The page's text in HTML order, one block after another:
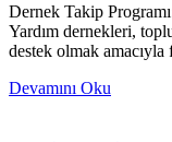
Dernek Takip
Yardım dernekleri,
destek olmak
Devamını Oku